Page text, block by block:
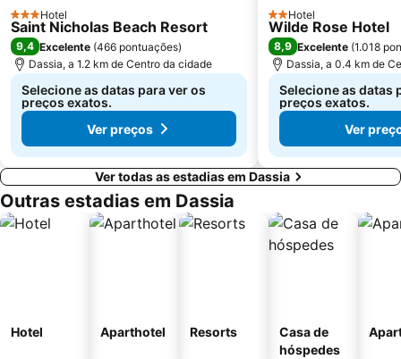
3 Estrelas
Hotel
Saint Nicholas Beach Resort
9,4 Excelente (466 pontuações)
Dassia, a 1.2 km de Centro da cidade
Selecione as datas para ver os
preços exatos.
Ver preços
2 Estrelas
Hotel
Wilde Rose Hotel
8,9 Excelente (1.018
Dassia, a 0.4 km de
Selecione as datas
preços exatos.
Ver
Ver todas as estadias em Dassia
Outras estadias em Dassia
Hotel Aparthotel Resorts
Casa de
hóspedes